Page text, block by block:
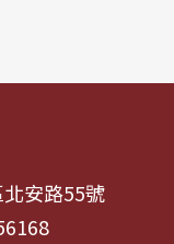
安路55號